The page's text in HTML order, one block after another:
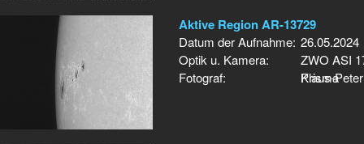
Aktive Region AR-13729
Datum der Aufnahme: 26.05.2024
Optik u. Kamera:
ZWO ASI
Prisma
Fotograf: Klaus-